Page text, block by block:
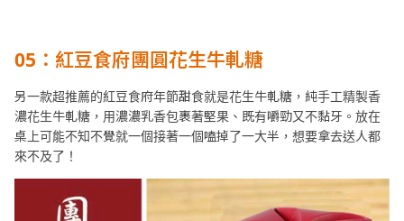
05 ：紅豆食府團圓花生牛軋糖
另一款超推薦的紅豆食府年節甜食就是花生牛軋糖，純手工精製香
濃花生牛軋糖，用濃濃乳香包裹著堅果、既有嚼勁又不黏牙。放在
桌上可能不知不覺就一個接著一個嗑掉了一大半，想要拿去送人都
來不及了！